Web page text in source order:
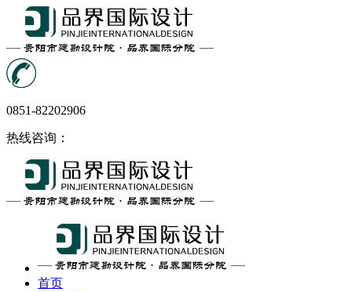
0851-82202906
热线咨询：
首页